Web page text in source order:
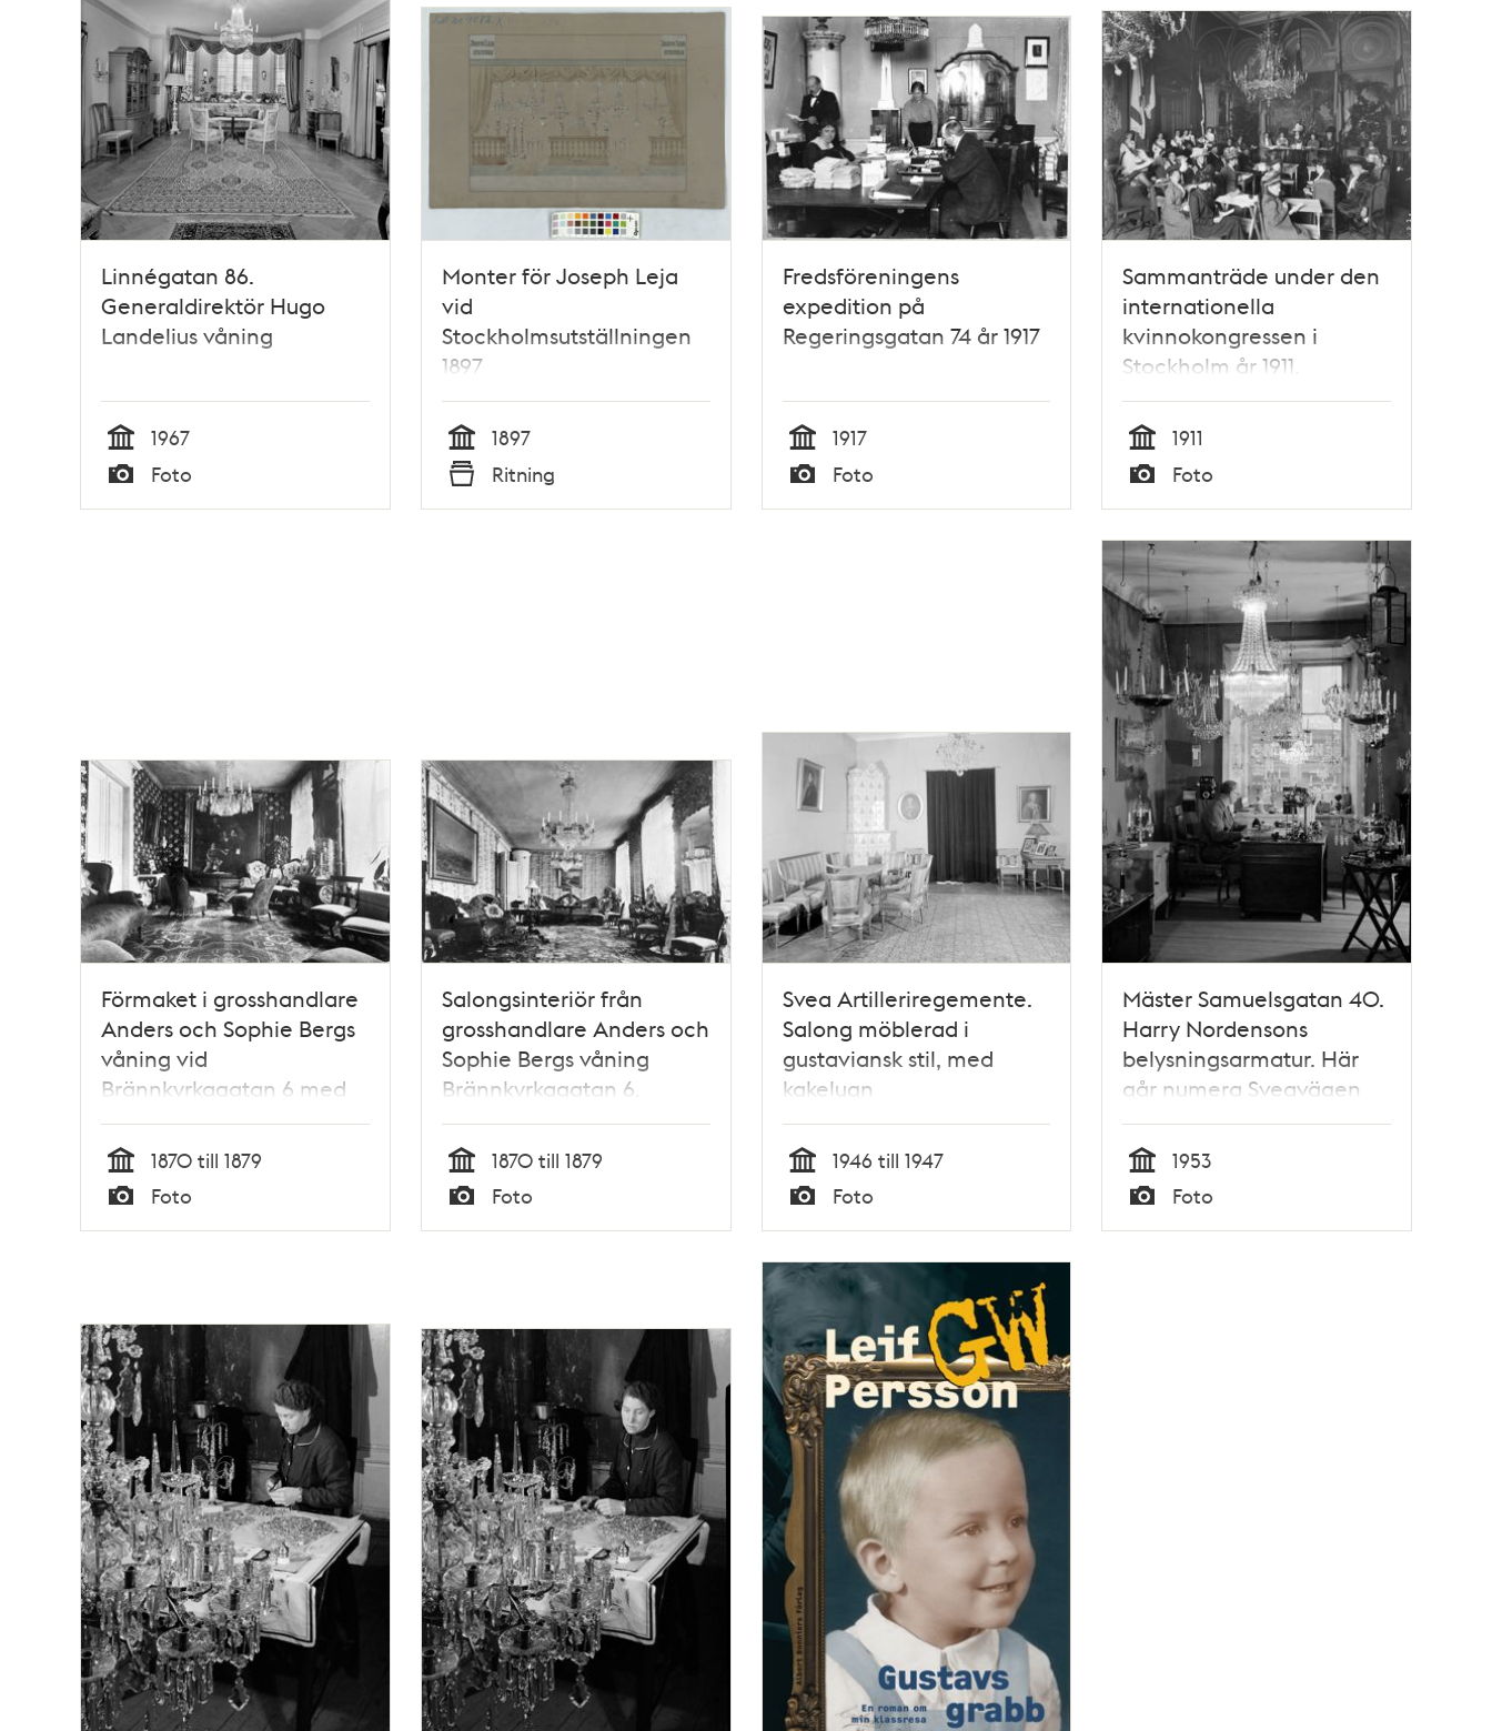
Linnégatan 86.
Generaldirektör Hugo
Landelius våning
Tid
1967
Typ
Foto
Monter för Joseph Leja
vid
Stockholmsutställningen
1897
Tid
1897
Typ
Ritning
Fredsföreningens
expedition på
Regeringsgatan 74 år 1917
Tid
1917
Typ
Foto
Sammanträde under den
internationella
kvinnokongressen i
Stockholm år 1911.
Tid
1911
Typ
Foto
Förmaket i grosshandlare
Anders och Sophie Bergs
våning vid
Brännkyrkagatan 6 med
en målning av familjen
Berg på fondväggen.
Tid
1870 till 1879
Typ
Foto
Salongsinteriör från
grosshandlare Anders och
Sophie Bergs våning
Brännkyrkagatan 6.
Tid
1870 till 1879
Typ
Foto
Svea Artilleriregemente.
Salong möblerad i
gustaviansk stil, med
kakelugn
Tid
1946 till 1947
Typ
Foto
Mäster Samuelsgatan 40.
Harry Nordensons
belysningsarmatur. Här
går numera Sveavägen
norr om Sergels Torg
Tid
1953
Typ
Foto